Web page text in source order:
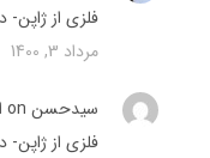
فلزی از
مرداد 3, 1400
سیدحسن on
فلزی از